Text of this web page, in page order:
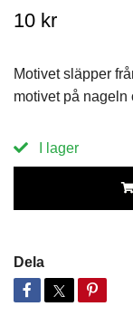
10 kr
Motivet släpper
motivet på nageln
I lager
Dela